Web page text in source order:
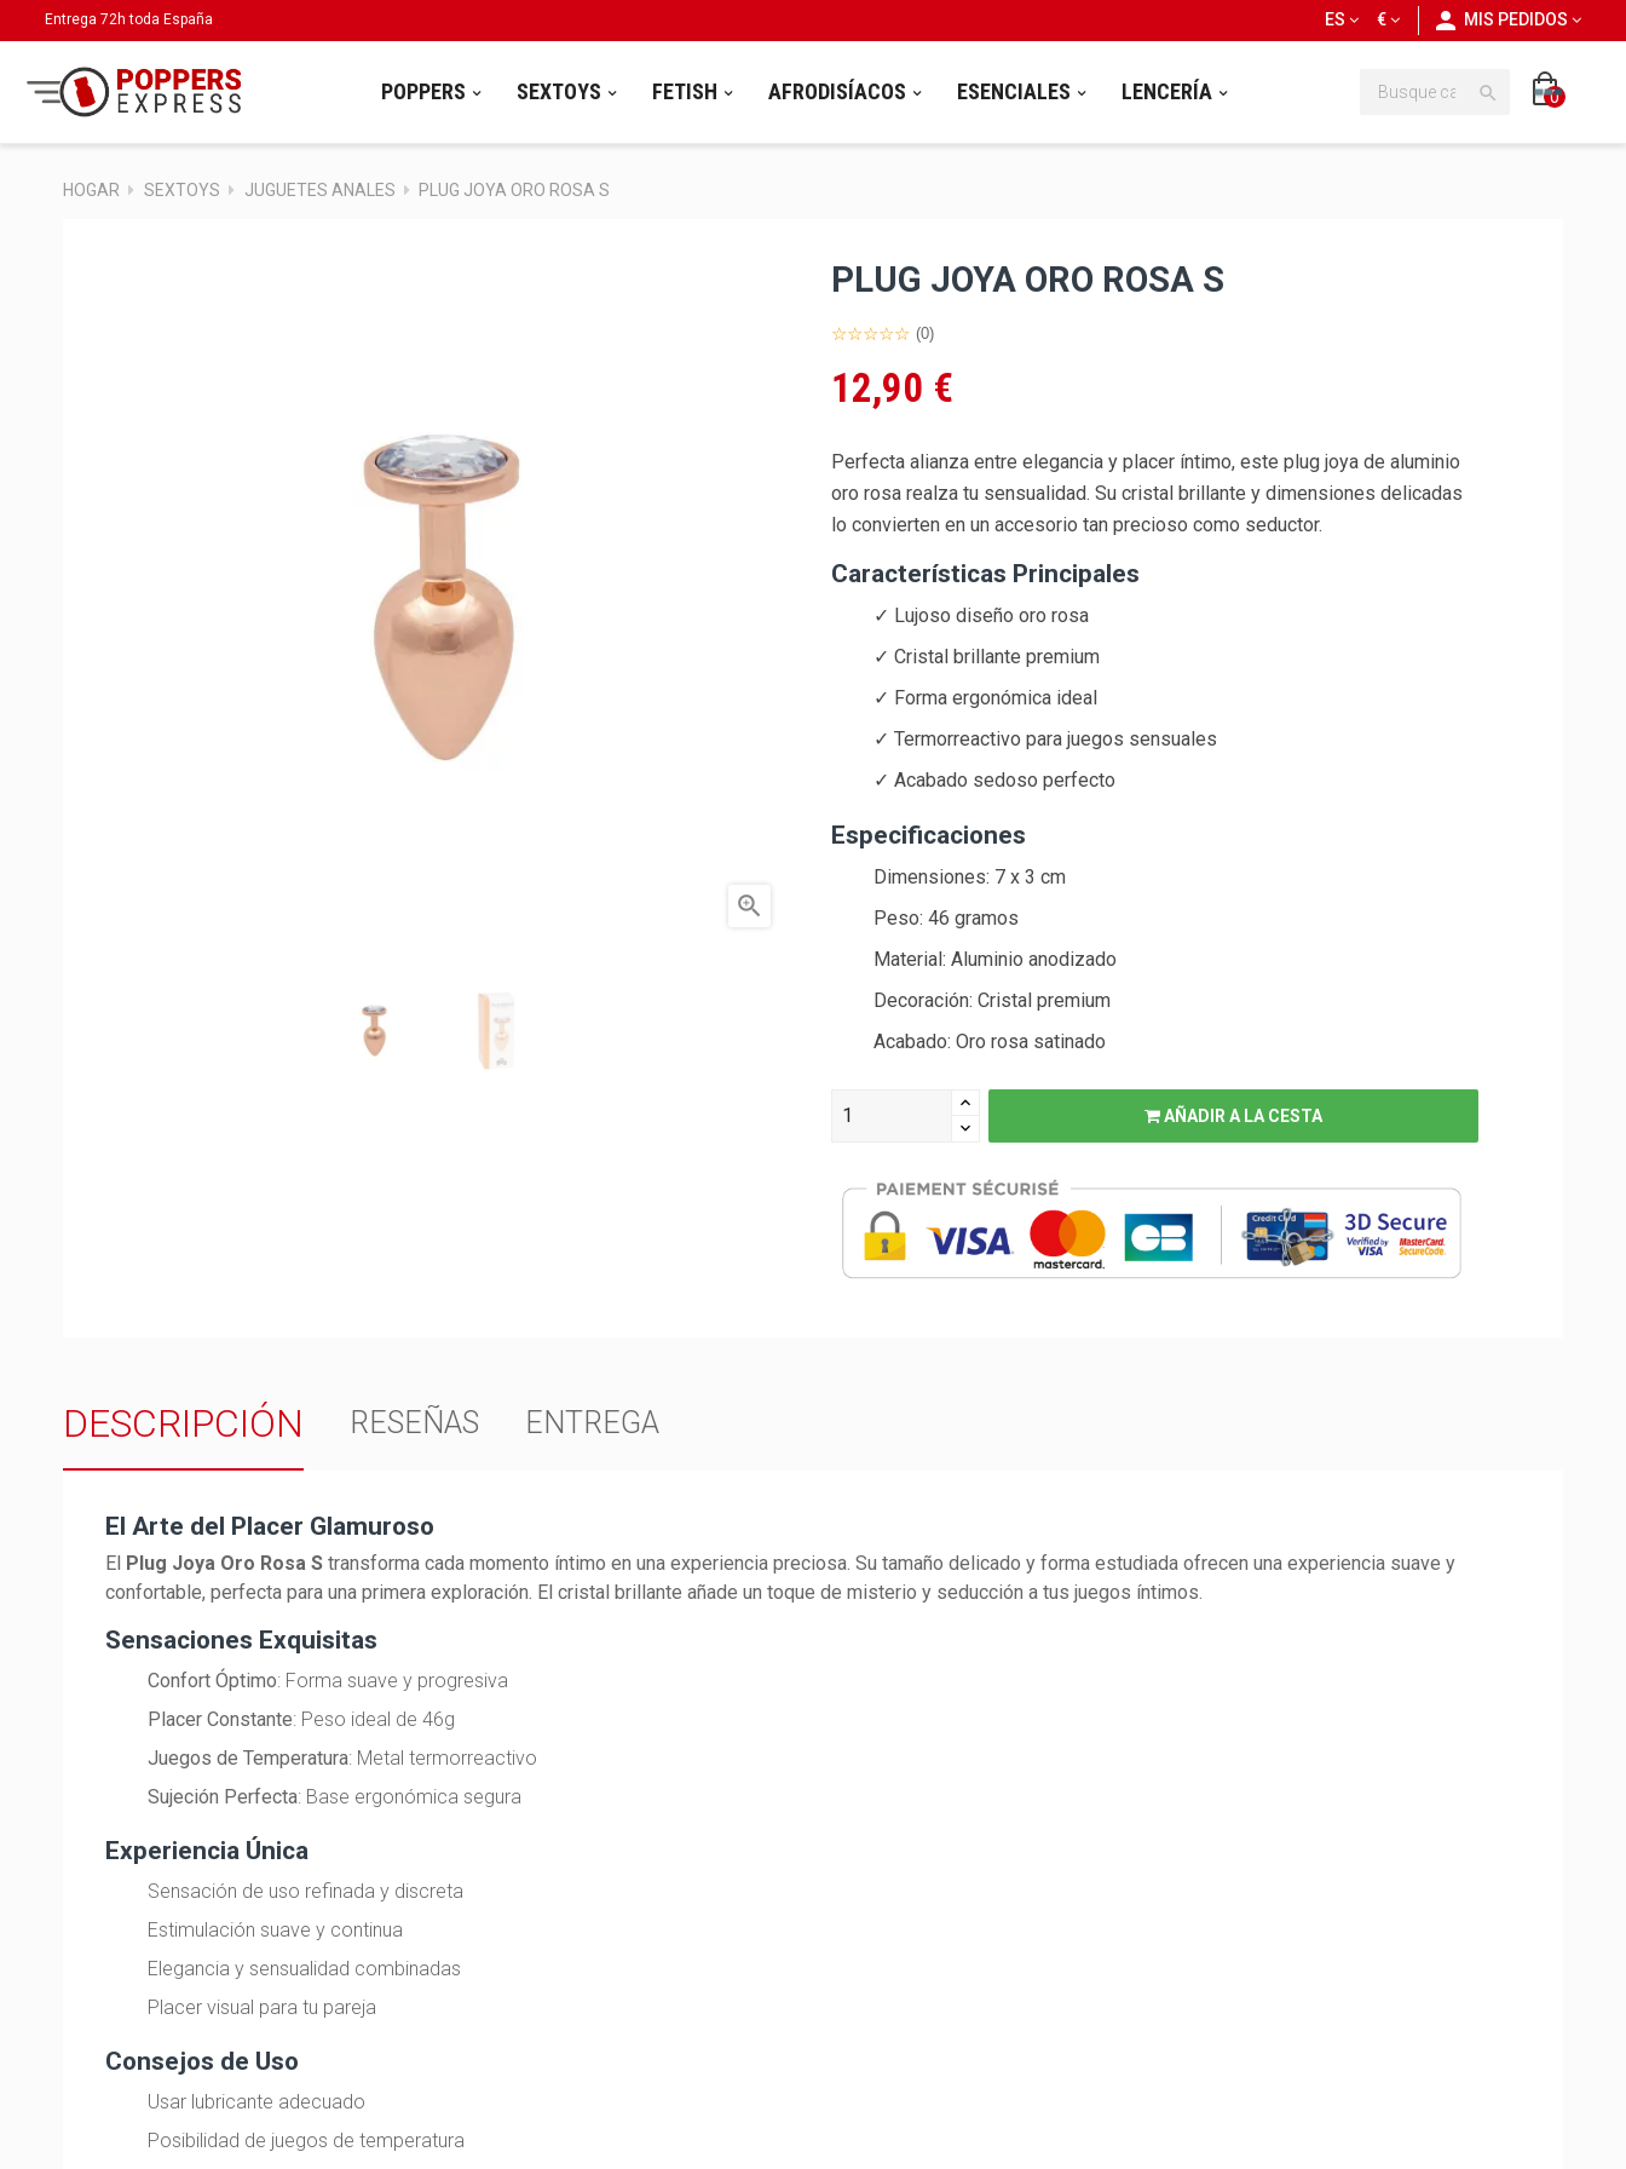
Entrega 72h toda España personnMIS PEDIDOS
€
ES
POPPERS SEXTOYS FETISH AFRODISÍACOS ESENCIALES LENCERÍA  0
HOGAR SEXTOYS JUGUETES ANALES PLUG JOYA ORO ROSA S

PLUG JOYA ORO ROSA S
(0)
12,90 €
Perfecta alianza entre elegancia y placer íntimo, este plug joya de aluminio
oro rosa realza tu sensualidad. Su cristal brillante y dimensiones delicadas
lo convierten en un accesorio tan precioso como seductor.
Características Principales
✓ Lujoso diseño oro rosa
✓ Cristal brillante premium
✓ Forma ergonómica ideal
✓ Termorreactivo para juegos sensuales
✓ Acabado sedoso perfecto
Especificaciones
Dimensiones: 7 x 3 cm
Peso: 46 gramos
Material: Aluminio anodizado
Decoración: Cristal premium
Acabado: Oro rosa satinado
AÑADIR A LA CESTA
DESCRIPCIÓN RESEÑAS ENTREGA
El Arte del Placer Glamuroso
El Plug Joya Oro Rosa S transforma cada momento íntimo en una experiencia preciosa. Su tamaño delicado y forma estudiada ofrecen una experiencia suave y
confortable, perfecta para una primera exploración. El cristal brillante añade un toque de misterio y seducción a tus juegos íntimos.
Sensaciones Exquisitas
Confort Óptimo: Forma suave y progresiva
Placer Constante: Peso ideal de 46g
Juegos de Temperatura: Metal termorreactivo
Sujeción Perfecta: Base ergonómica segura
Experiencia Única
Sensación de uso refinada y discreta
Estimulación suave y continua
Elegancia y sensualidad combinadas
Placer visual para tu pareja
Consejos de Uso
Usar lubricante adecuado
Posibilidad de juegos de temperatura